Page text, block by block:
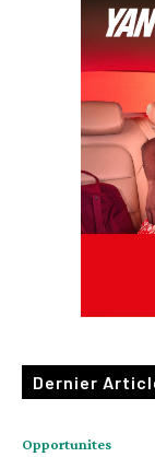
Dernier
Opportunites